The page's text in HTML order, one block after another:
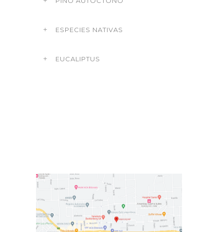
ESPECIES NATIVAS
EUCALIPTUS